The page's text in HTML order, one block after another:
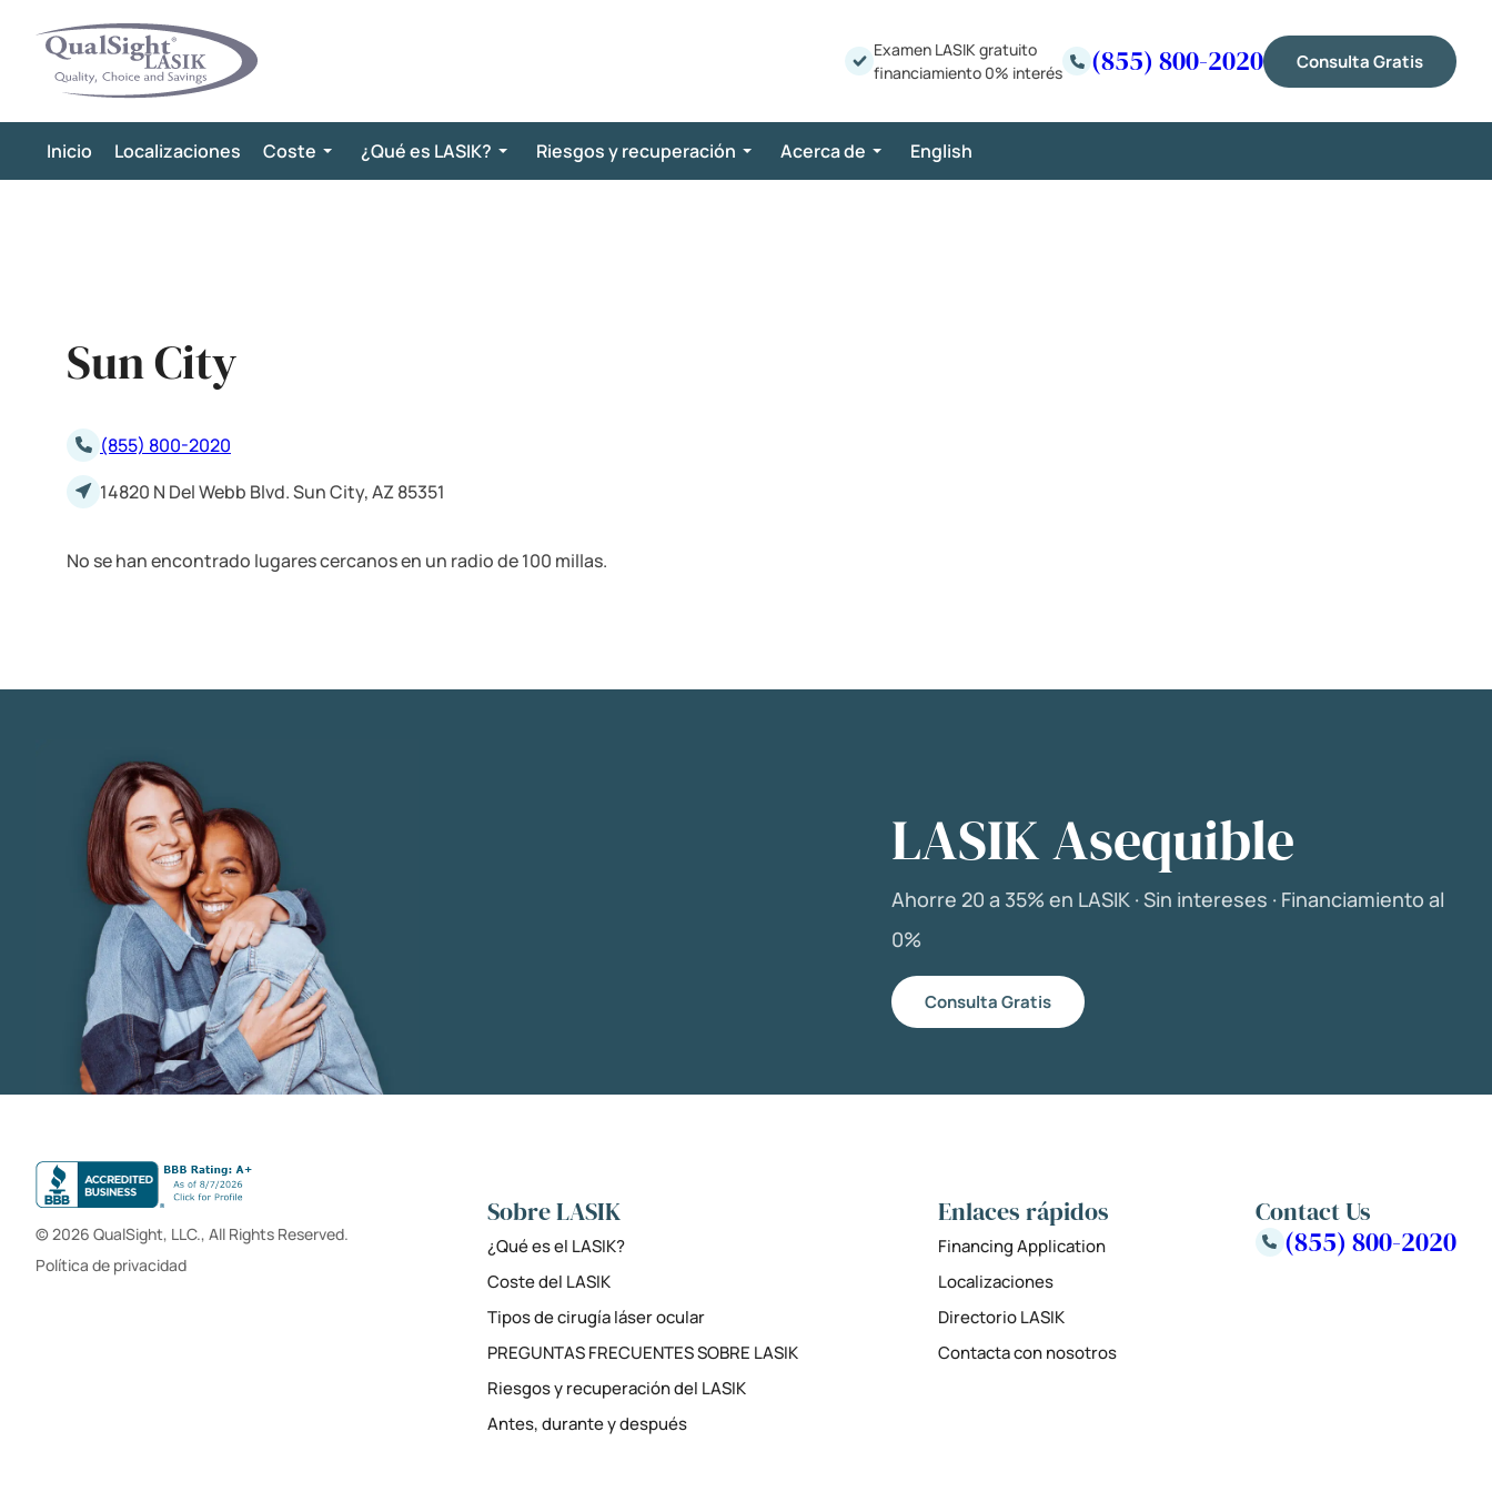
contenido
Examen LASIK gratuito
financiamiento 0% interés
(855) 800-2020 Consulta Gratis
Inicio Localizaciones Coste ¿Qué es LASIK? Riesgos y recuperación Acerca de English
Sun City
(855) 800-2020
14820 N Del Webb Blvd. Sun City, AZ 85351
No se han encontrado lugares cercanos en un radio de 100 millas.
LASIK Asequible
Ahorre 20 a 35% en LASIK · Sin intereses · Financiamiento al
0%
Consulta Gratis
© 2026 QualSight, LLC., All Rights Reserved.
Política de privacidad
Sobre LASIK
¿Qué es el LASIK?
Coste del LASIK
Tipos de cirugía láser ocular
PREGUNTAS FRECUENTES SOBRE LASIK
Riesgos y recuperación del LASIK
Antes, durante y después
Enlaces rápidos
Financing Application
Localizaciones
Directorio LASIK
Contacta con nosotros
Contact Us
(855) 800-2020